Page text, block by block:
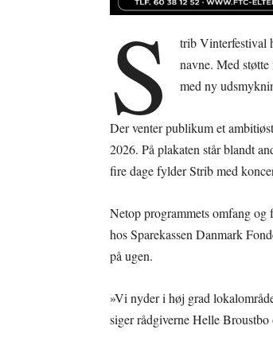
S
trib Vinterfestival
navne. Med
med ny
Der venter publikum et
2026. På plakaten står blandt
fire dage fylder Strib med
Netop programmets omfang og
hos Sparekassen Danmark
på ugen.
»Vi nyder i høj grad
siger rådgiverne Helle